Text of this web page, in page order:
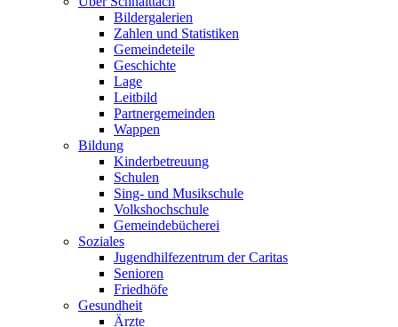
Bildergalerien
Zahlen und Statistiken
Gemeindeteile
Geschichte
Lage
Leitbild
Partnergemeinden
Wappen
Bildung
Kinderbetreuung
Schulen
Sing- und Musikschule
Volkshochschule
Gemeindebücherei
Soziales
Jugendhilfezentrum der Caritas
Senioren
Friedhöfe
Gesundheit
Ärzte